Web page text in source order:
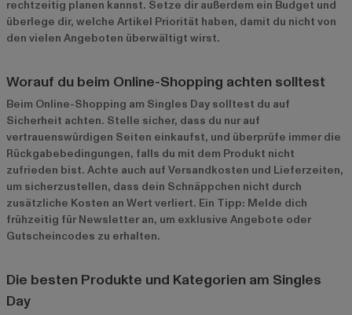
rechtzeitig planen kannst. Setze dir außerdem ein Budget und
überlege dir, welche Artikel Priorität haben, damit du nicht von
den vielen Angeboten überwältigt wirst.
Worauf du beim Online-Shopping achten solltest
Beim Online-Shopping am Singles Day solltest du auf
Sicherheit achten. Stelle sicher, dass du nur auf
vertrauenswürdigen Seiten einkaufst, und überprüfe immer die
Rückgabebedingungen, falls du mit dem Produkt nicht
zufrieden bist. Achte auch auf Versandkosten und Lieferzeiten,
um sicherzustellen, dass dein Schnäppchen nicht durch
zusätzliche Kosten an Wert verliert. Ein Tipp: Melde dich
frühzeitig für Newsletter an, um exklusive Angebote oder
Gutscheincodes zu erhalten.
Die besten Produkte und Kategorien am Singles
Day